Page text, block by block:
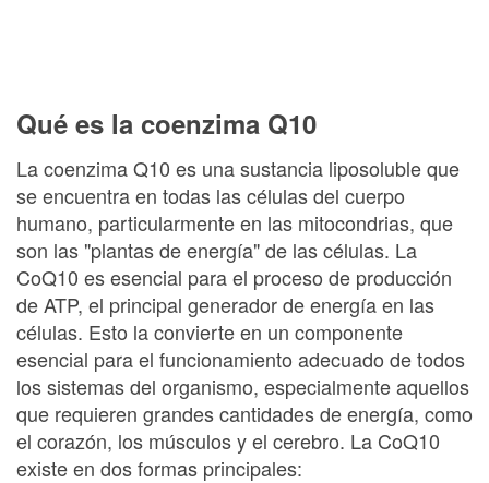
Qué es la coenzima Q10
La coenzima Q10 es una sustancia liposoluble que
se encuentra en todas las células del cuerpo
humano, particularmente en las mitocondrias, que
son las "plantas de energía" de las células. La
CoQ10 es esencial para el proceso de producción
de ATP, el principal generador de energía en las
células. Esto la convierte en un componente
esencial para el funcionamiento adecuado de todos
los sistemas del organismo, especialmente aquellos
que requieren grandes cantidades de energía, como
el corazón, los músculos y el cerebro. La CoQ10
existe en dos formas principales: